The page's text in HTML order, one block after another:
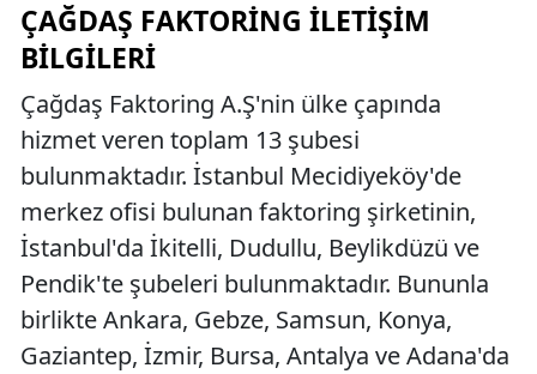
ÇAĞDAŞ FAKTORING İLETIŞIM
BILGILERI
Çağdaş Faktoring A.Ş'nin ülke çapında
hizmet veren toplam 13 şubesi
bulunmaktadır. İstanbul Mecidiyeköy'de
merkez ofisi bulunan faktoring şirketinin,
İstanbul'da İkitelli, Dudullu, Beylikdüzü ve
Pendik'te şubeleri bulunmaktadır. Bununla
birlikte Ankara, Gebze, Samsun, Konya,
Gaziantep, İzmir, Bursa, Antalya ve Adana'da